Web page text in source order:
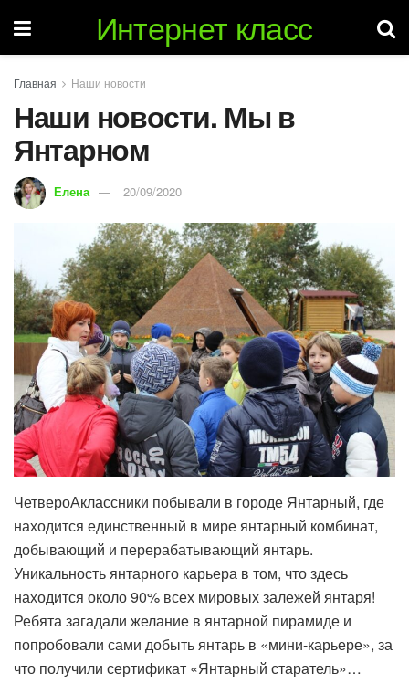
Интернет класс
Главная Наши новости
Наши новости. Мы в
Янтарном
Елена 20/09/2020
ЧетвероАклассники побывали в городе Янтарный, где
находится единственный в мире янтарный комбинат,
добывающий и перерабатывающий янтарь.
Уникальность янтарного карьера в том, что здесь
находится около 90% всех мировых залежей янтаря!
Ребята загадали желание в янтарной пирамиде и
попробовали сами добыть янтарь в «мини-карьере», за
что получили сертификат «Янтарный старатель»…